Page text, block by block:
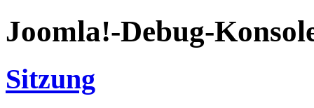
Joomla!-Debug-
Sitzung